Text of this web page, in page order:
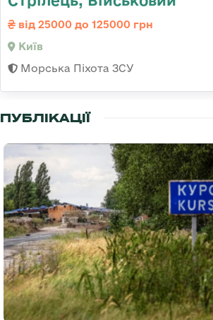
від 25000 до 125000 грн
Київ
Морська Піхота ЗСУ
ПУБЛІКАЦІЇ